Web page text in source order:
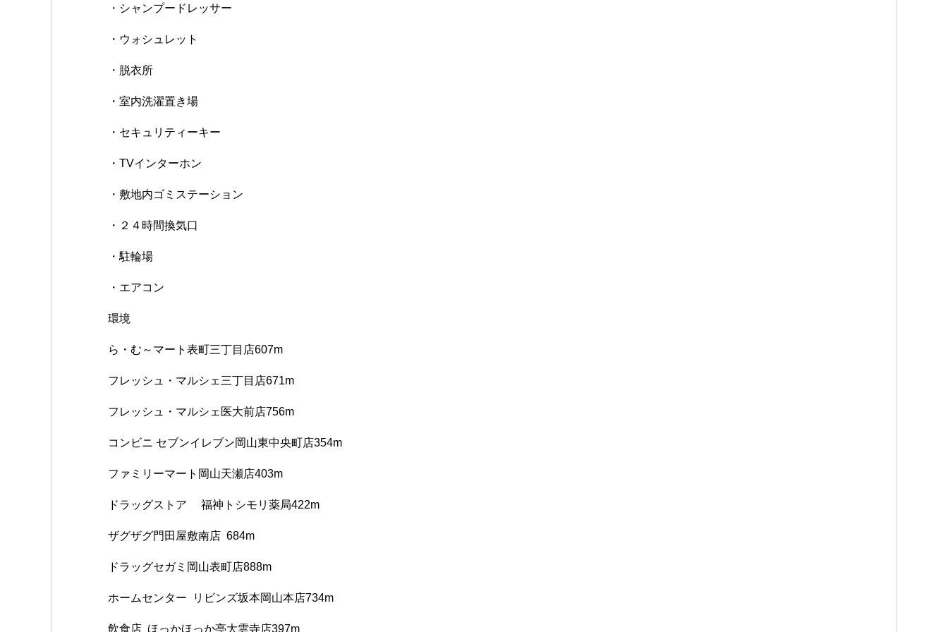
・シャンプードレッサー
・ウォシュレット
・脱衣所
・室内洗濯置き場
・セキュリティーキー
・TVインターホン
・敷地内ゴミステーション
・２４時間換気口
・駐輪場
・エアコン
環境
ら・む～マート表町三丁目店607m
フレッシュ・マルシェ三丁目店671m
フレッシュ・マルシェ医大前店756m
コンビニ セブンイレブン岡山東中央町店354m
ファミリーマート岡山天瀬店403m
ドラッグストア 福神トシモリ薬局422m
ザグザグ門田屋敷南店 684m
ドラッグセガミ岡山表町店888m
ホームセンター リビンズ坂本岡山本店734m
飲食店 ほっかほっか亭大雲寺店397m